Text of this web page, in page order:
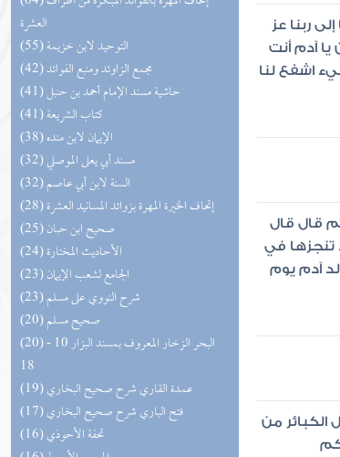
العشرة
(55) التوحيد لابن خزيمة
(42) مجمع الزاوئد ومنبع الفوائد
(41) حاشية مسند الإمام أحمد بن حنبل
(41) كتاب الشريعة
(38) الإيمان لابن منده
(32) مسند أبي يعلى الموصلي
(32) السنة لابن أبي عاصم
(28) إتحاف الخيرة المهرة بزوائد المسانيد العشرة
(25) صحيح ابن حبان
(24) الأحاديث المختارة
(23) الجامع لشعب الإيمان
(23) شرح النووي على مسلم
(20) صحيح مسلم
(20) البحر الزخار المعروف بمسند البزار 10 -
18
(19) عمدة القاري شرح صحيح البخاري
(17) فتح الباري شرح صحيح البخاري
(16) تحفة الأحوذي
ربنا عز
آدم أنت
اشفع لنا
قال قال
تنجزها في
آدم يوم
الكبائر من